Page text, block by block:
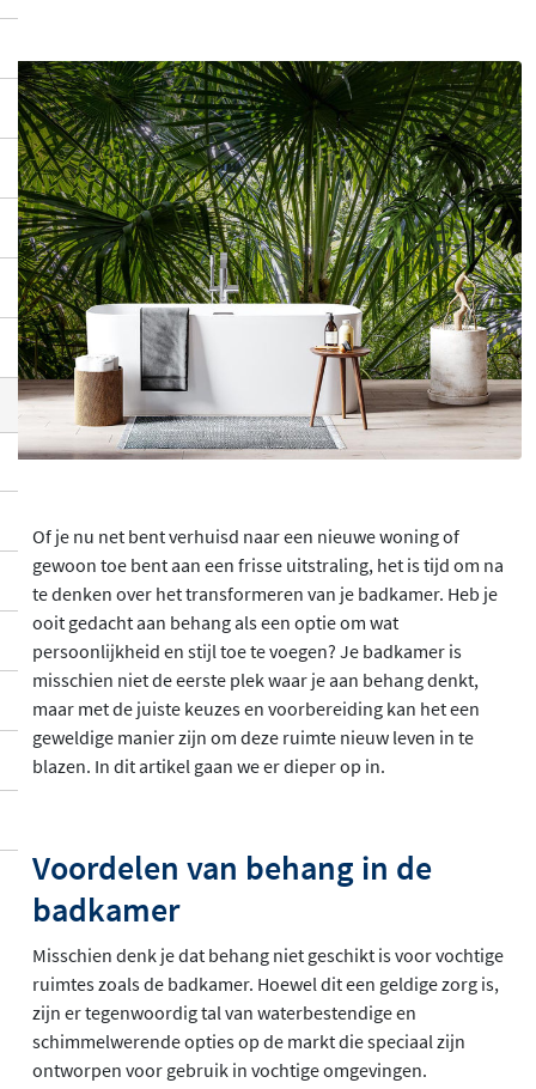
Of je nu net bent verhuisd naar een nieuwe woning of
gewoon toe bent aan een frisse uitstraling, het is tijd om na
te denken over het transformeren van je badkamer. Heb je
ooit gedacht aan behang als een optie om wat
persoonlijkheid en stijl toe te voegen? Je badkamer is
misschien niet de eerste plek waar je aan behang denkt,
maar met de juiste keuzes en voorbereiding kan het een
geweldige manier zijn om deze ruimte nieuw leven in te
blazen. In dit artikel gaan we er dieper op in.
Voordelen van behang in de
badkamer
Misschien denk je dat behang niet geschikt is voor vochtige
ruimtes zoals de badkamer. Hoewel dit een geldige zorg is,
zijn er tegenwoordig tal van waterbestendige en
schimmelwerende opties op de markt die speciaal zijn
ontworpen voor gebruik in vochtige omgevingen.